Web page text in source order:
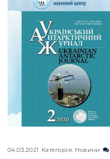
День:
04.03.2021
04.03.2021 Категорія: Новини